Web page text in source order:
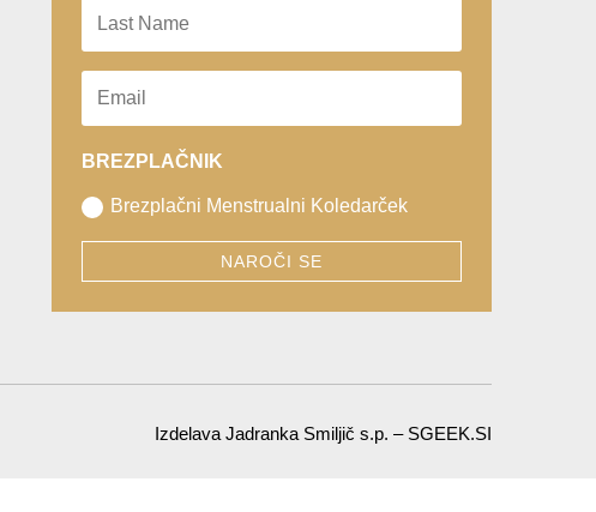
BREZPLAČNIK
Brezplačni Menstrualni Koledarček
NAROČI SE
Izdelava Jadranka Smiljič s.p. – SGEEK.SI